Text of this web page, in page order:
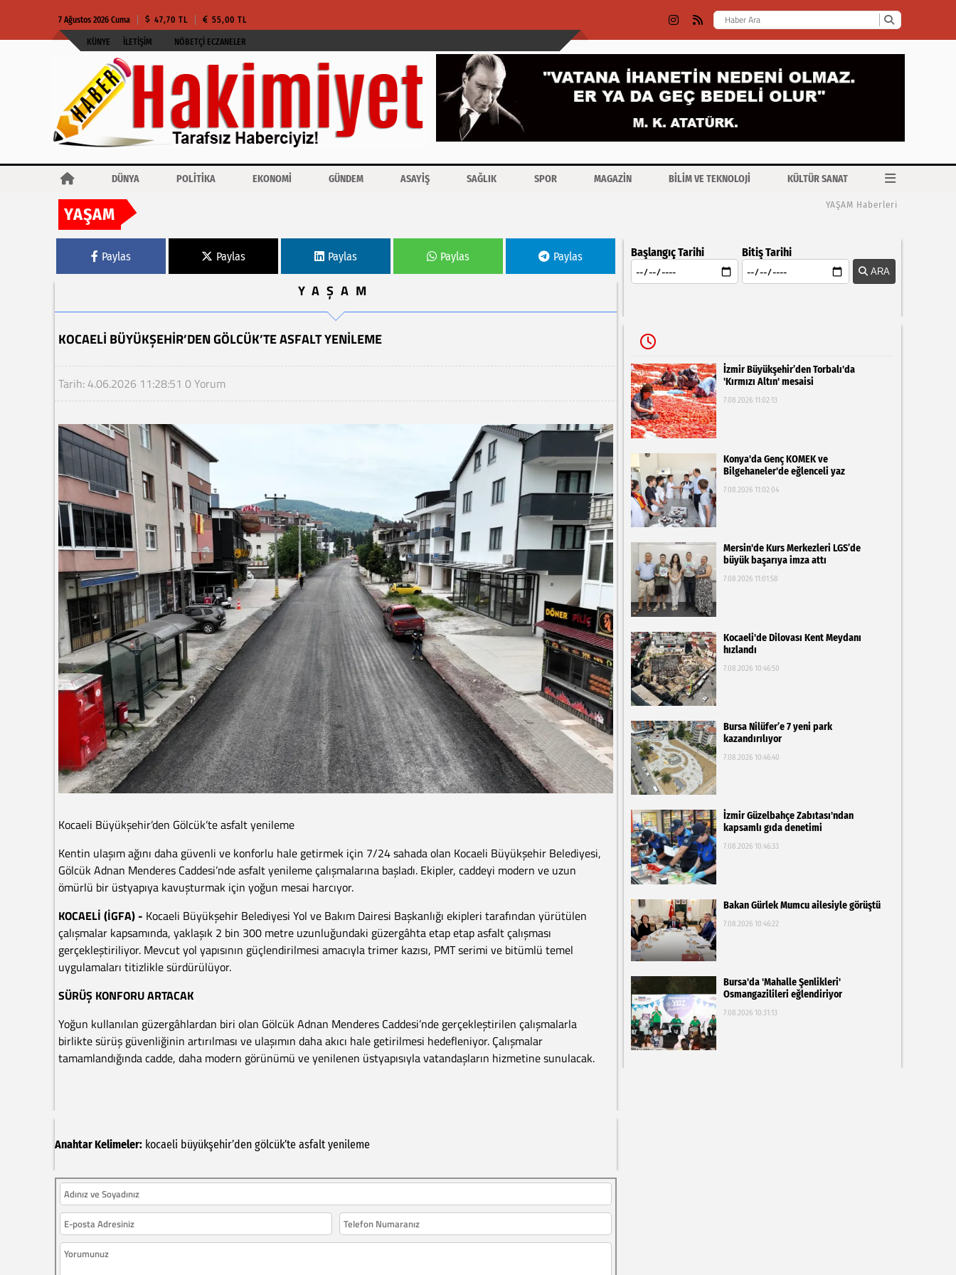
7 Ağustos 2026 Cuma 47,70 TL 55,00 TL
KÜNYE İLETIŞIM NÖBETÇI ECZANELER
DÜNYA POLİTİKA EKONOMİ GÜNDEM ASAYİŞ SAĞLIK SPOR MAGAZİN BİLİM VE TEKNOLOJİ KÜLTÜR SANAT
YAŞAM YAŞAM Haberleri
Paylas Paylas Paylas Paylas Paylas
YAŞAM
KOCAELI BÜYÜKŞEHIR’DEN GÖLCÜK’TE ASFALT YENILEME
Tarih: 4.06.2026 11:28:51 0 Yorum
Kocaeli Büyükşehir’den Gölcük’te asfalt yenileme
Kentin ulaşım ağını daha güvenli ve konforlu hale getirmek için 7/24 sahada olan Kocaeli Büyükşehir Belediyesi,
Gölcük Adnan Menderes Caddesi’nde asfalt yenileme çalışmalarına başladı. Ekipler, caddeyi modern ve uzun
ömürlü bir üstyapıya kavuşturmak için yoğun mesai harcıyor.
KOCAELİ (İGFA) - Kocaeli Büyükşehir Belediyesi Yol ve Bakım Dairesi Başkanlığı ekipleri tarafından yürütülen
çalışmalar kapsamında, yaklaşık 2 bin 300 metre uzunluğundaki güzergâhta etap etap asfalt çalışması
gerçekleştiriliyor. Mevcut yol yapısının güçlendirilmesi amacıyla trimer kazısı, PMT serimi ve bitümlü temel
uygulamaları titizlikle sürdürülüyor.
SÜRÜŞ KONFORU ARTACAK
Yoğun kullanılan güzergâhlardan biri olan Gölcük Adnan Menderes Caddesi’nde gerçekleştirilen çalışmalarla
birlikte sürüş güvenliğinin artırılması ve ulaşımın daha akıcı hale getirilmesi hedefleniyor. Çalışmalar
tamamlandığında cadde, daha modern görünümü ve yenilenen üstyapısıyla vatandaşların hizmetine sunulacak.
Anahtar Kelimeler: kocaeli büyükşehir’den gölcük’te asfalt yenileme
Başlangıç Tarihi Bitiş Tarihi
ARA
İzmir Büyükşehir’den Torbalı'da
'Kırmızı Altın' mesaisi
7.08.2026 11:02:13
Konya'da Genç KOMEK ve
Bilgehaneler'de eğlenceli yaz
7.08.2026 11:02:04
Mersin'de Kurs Merkezleri LGS’de
büyük başarıya imza attı
7.08.2026 11:01:58
Kocaeli'de Dilovası Kent Meydanı
hızlandı
7.08.2026 10:46:50
Bursa Nilüfer’e 7 yeni park
kazandırılıyor
7.08.2026 10:46:40
İzmir Güzelbahçe Zabıtası'ndan
kapsamlı gıda denetimi
7.08.2026 10:46:33
Bakan Gürlek Mumcu ailesiyle görüştü
7.08.2026 10:46:22
Bursa'da 'Mahalle Şenlikleri'
Osmangazilileri eğlendiriyor
7.08.2026 10:31:13